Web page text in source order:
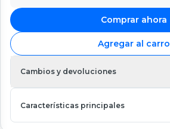
Comprar ahora
Agregar al carro
Cambios y devoluciones
Características principales